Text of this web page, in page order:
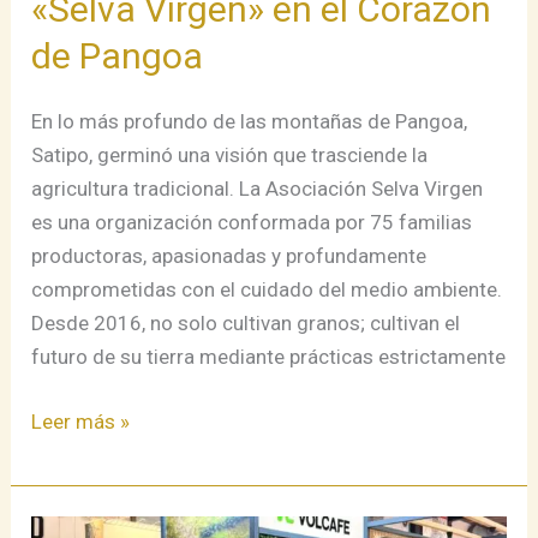
«Selva Virgen» en el Corazón
de Pangoa
En lo más profundo de las montañas de Pangoa,
Satipo, germinó una visión que trasciende la
agricultura tradicional. La Asociación Selva Virgen
es una organización conformada por 75 familias
productoras, apasionadas y profundamente
comprometidas con el cuidado del medio ambiente.
Desde 2016, no solo cultivan granos; cultivan el
futuro de su tierra mediante prácticas estrictamente
Pangoa
Leer más »
La